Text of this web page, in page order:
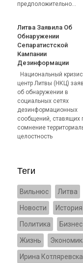
предположительно...
Литва Заявила Об
Обнаружении
Сепаратистской
Кампании
Дезинформации
Национальный
центр Литвы (НКЦ)
об обнаружении в
социальных сетях
дезинформационных
сообщений, ставящих
сомнение
целостность
Теги
Вильнюс Литва
Новости История
Политика Бизнес
Жизнь
Ирина